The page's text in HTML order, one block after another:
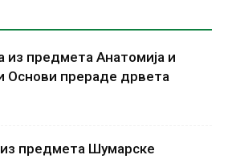
из предмета Анатомија и
Основи прераде дрвета
предмета Шумарске